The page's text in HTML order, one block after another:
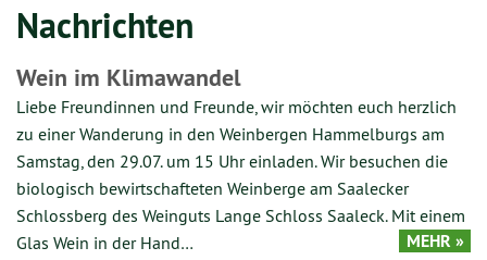
KOMMUNALWAHLEN 2026
MITMACHEN
GESCHICHTE
KONTAKT
Nachrichten
Wein im Klimawandel
Liebe Freundinnen und Freunde, wir möchten euch herzlich
zu einer Wanderung in den Weinbergen Hammelburgs am
Samstag, den 29.07. um 15 Uhr einladen. Wir besuchen die
biologisch bewirtschafteten Weinberge am Saalecker
Schlossberg des Weinguts Lange Schloss Saaleck. Mit einem
Glas Wein in der Hand…
MEHR »